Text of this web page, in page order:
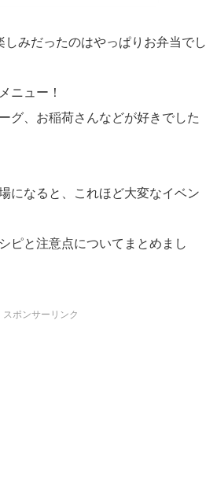
みだったのはやっぱりお弁当でし
ニュー！
グ、お稲荷さんなどが好きでした
になると、これほど大変なイベン
ピと注意点についてまとめまし
スポンサーリンク